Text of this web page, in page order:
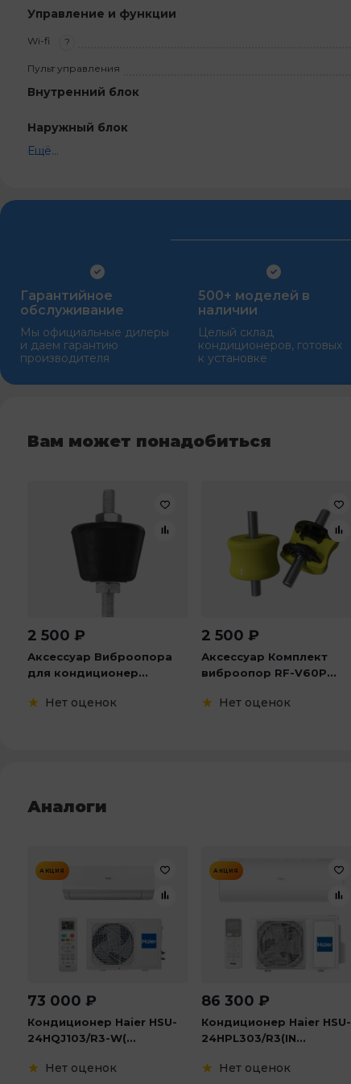
Управление и функции
Wi-fi ?
Пульт управления
Внутренний блок
Наружный блок
Ещё...
Гарантийное
обслуживание
Мы официальные дилеры
и даем гарантию
производителя
500+ моделей в
наличии
Целый склад
кондиционеров, готовых
к установке
Вам может понадобиться
2 500 ₽
Аксессуар Виброопора
для кондиционер...
Нет оценок
2 500 ₽
Аксессуар Комплект
виброопор RF-V60P...
Нет оценок
Аналоги
АКЦИЯ
73 000 ₽
Кондиционер Haier HSU-
24HQJ103/R3-W(...
Нет оценок
АКЦИЯ
86 300 ₽
Кондиционер Haier HSU-
24HPL303/R3(IN...
Нет оценок